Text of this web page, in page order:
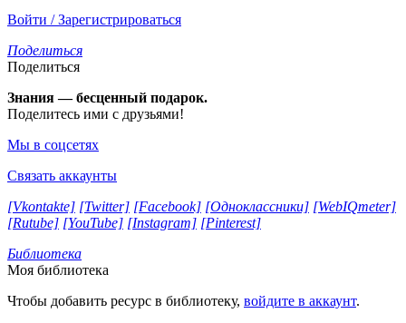
Войти / Зарегистрироваться
Поделиться
Поделиться
Знания — бесценный подарок.
Поделитесь ими с друзьями!
Мы в соцсетях
Связать аккаунты
[Vkontakte] [Twitter] [Facebook] [Одноклассники] [WebIQmeter]
[Rutube] [YouTube] [Instagram] [Pinterest]
Библиотека
Моя библиотека
Чтобы добавить ресурс в библиотеку, войдите в аккаунт.